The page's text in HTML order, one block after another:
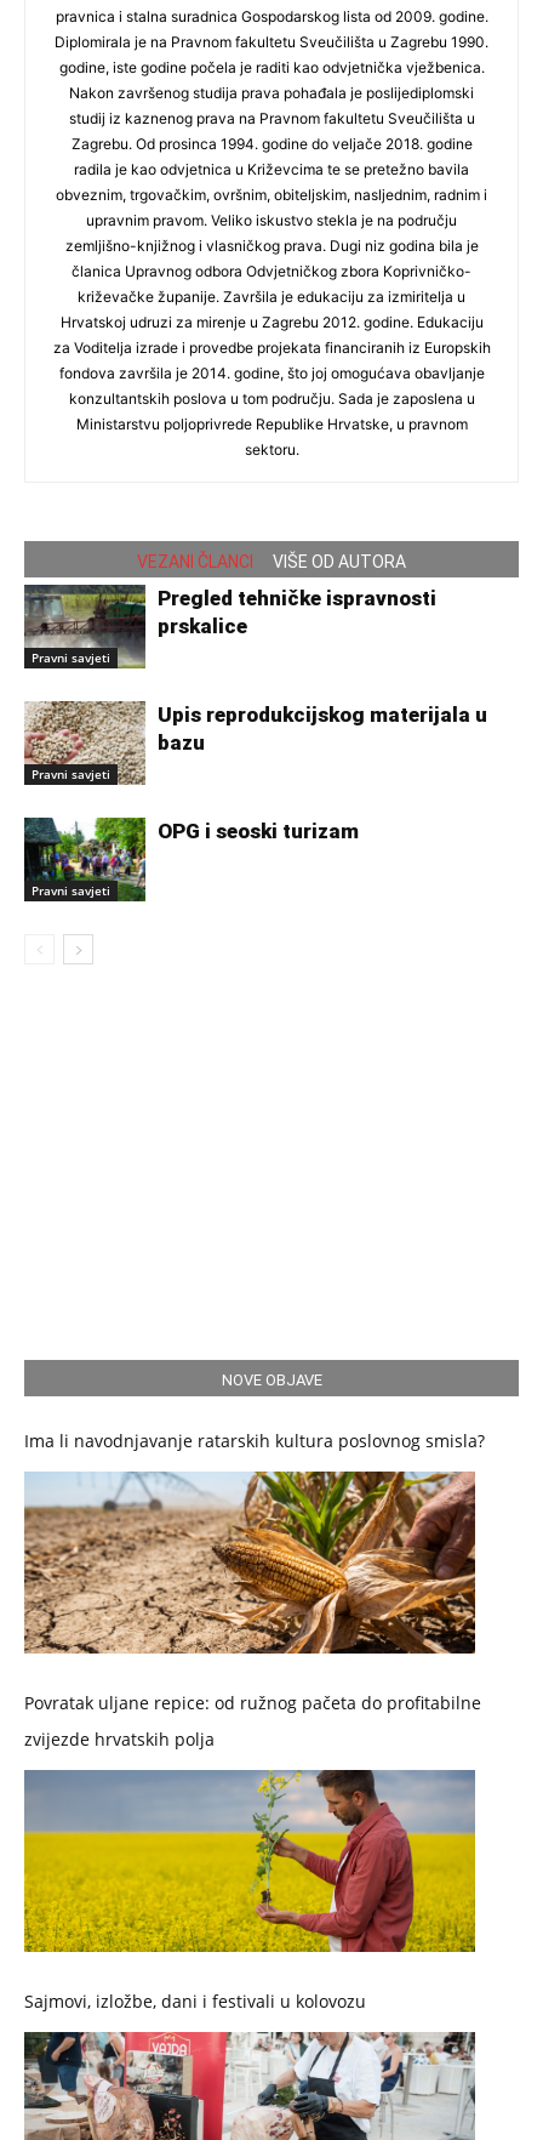
pravnica i stalna suradnica Gospodarskog lista od 2009. godine.
Diplomirala je na Pravnom fakultetu Sveučilišta u Zagrebu 1990.
godine, iste godine počela je raditi kao odvjetnička vježbenica.
Nakon završenog studija prava pohađala je poslijediplomski
studij iz kaznenog prava na Pravnom fakultetu Sveučilišta u
Zagrebu. Od prosinca 1994. godine do veljače 2018. godine
radila je kao odvjetnica u Križevcima te se pretežno bavila
obveznim, trgovačkim, ovršnim, obiteljskim, nasljednim, radnim i
upravnim pravom. Veliko iskustvo stekla je na području
zemljišno-knjižnog i vlasničkog prava. Dugi niz godina bila je
članica Upravnog odbora Odvjetničkog zbora Koprivničko-
križevačke županije. Završila je edukaciju za izmiritelja u
Hrvatskoj udruzi za mirenje u Zagrebu 2012. godine. Edukaciju
za Voditelja izrade i provedbe projekata financiranih iz Europskih
fondova završila je 2014. godine, što joj omogućava obavljanje
konzultantskih poslova u tom području. Sada je zaposlena u
Ministarstvu poljoprivrede Republike Hrvatske, u pravnom
sektoru.
VEZANI ČLANCI VIŠE OD AUTORA
Pravni savjeti
Pregled tehničke ispravnosti
prskalice
Pravni savjeti
Upis reprodukcijskog materijala u
bazu
Pravni savjeti
OPG i seoski turizam
NOVE OBJAVE
Ima li navodnjavanje ratarskih kultura poslovnog smisla?
Povratak uljane repice: od ružnog pačeta do profitabilne
zvijezde hrvatskih polja
Sajmovi, izložbe, dani i festivali u kolovozu